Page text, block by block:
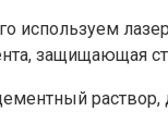
используем
защищающая